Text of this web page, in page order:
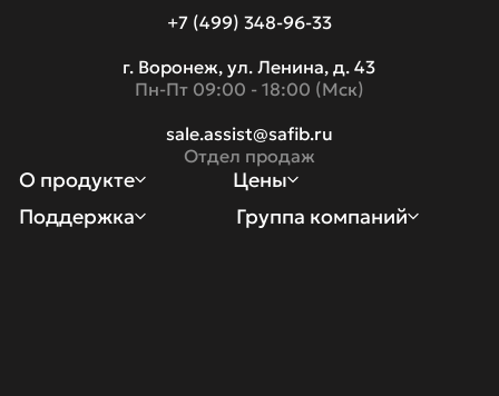
+7 (499) 348-96-33
г. Воронеж, ул. Ленина, д. 43
Пн-Пт 09:00 - 18:00 (Мск)
sale.assist@safib.ru
Отдел продаж
О продукте
Что такое “Ассистент”
Цены
Стоимость лицензий
Поддержка Группа компаний